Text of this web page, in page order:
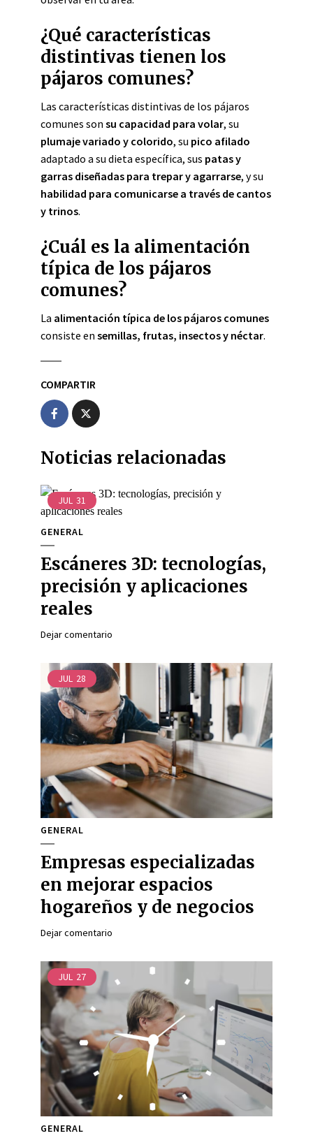
¿Qué características
distintivas tienen los
pájaros comunes?
Las características distintivas de los pájaros
comunes son su capacidad para volar, su
plumaje variado y colorido, su pico afilado
adaptado a su dieta específica, sus patas y
garras diseñadas para trepar y agarrarse, y su
habilidad para comunicarse a través de cantos
y trinos.
¿Cuál es la alimentación
típica de los pájaros
comunes?
La alimentación típica de los pájaros comunes
consiste en semillas, frutas, insectos y néctar.
COMPARTIR
Noticias relacionadas
JUL 31
GENERAL
Escáneres 3D: tecnologías,
precisión y aplicaciones
reales
Dejar comentario
JUL 28
GENERAL
Empresas especializadas
en mejorar espacios
hogareños y de negocios
Dejar comentario
JUL 27
GENERAL